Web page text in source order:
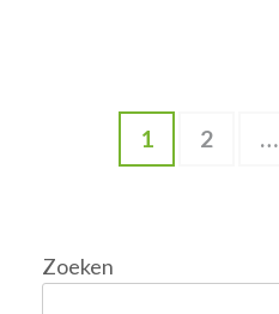
BerichtenPagina
1 Pagina
2 …
Zoeken